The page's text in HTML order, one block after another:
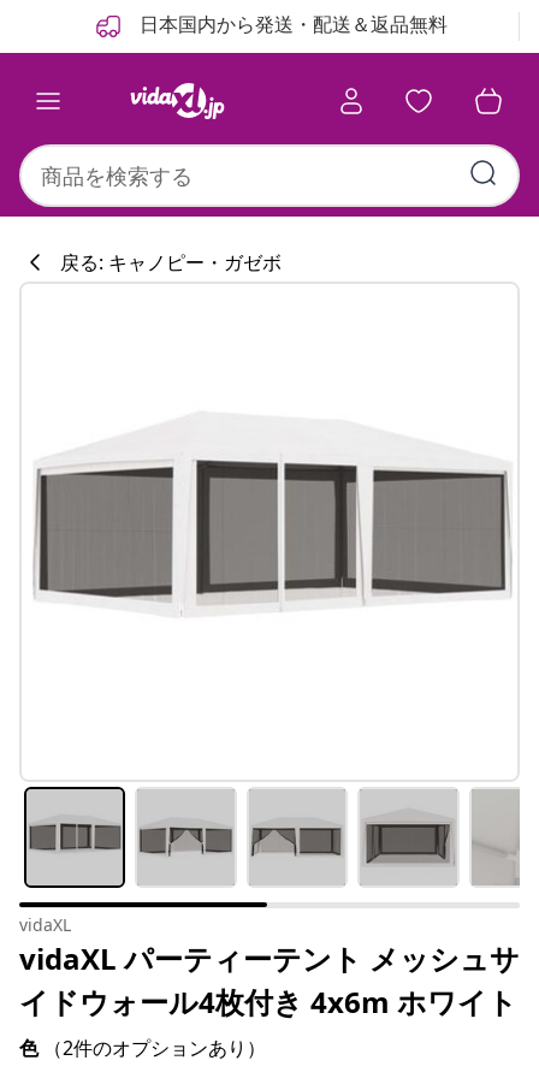
日本国内から発送・配送＆返品無料
戻る: キャノピー・ガゼボ
vidaXL
vidaXL パーティーテント メッシュサ
イドウォール4枚付き 4x6m ホワイト
色 （2件のオプションあり）